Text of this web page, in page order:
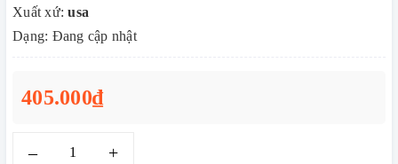
Xuất xứ:usa
Dạng: Đang cập nhật
405.000₫
– +